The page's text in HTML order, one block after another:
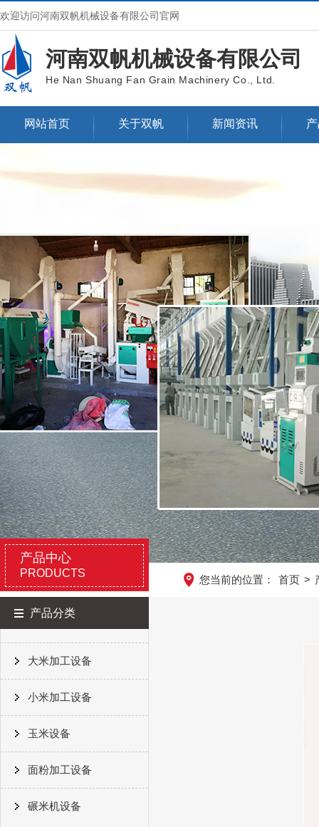
欢迎访问河南双帆机械设备有限公司官网
河南双帆机械设备有限公司
He Nan Shuang Fan Grain Machinery Co., Ltd.
网站首页 关于双帆 新闻资讯
您当前的位置： 首页 >
产品中心
PRODUCTS
产品分类
大米加工设备
小米加工设备
玉米设备
面粉加工设备
碾米机设备